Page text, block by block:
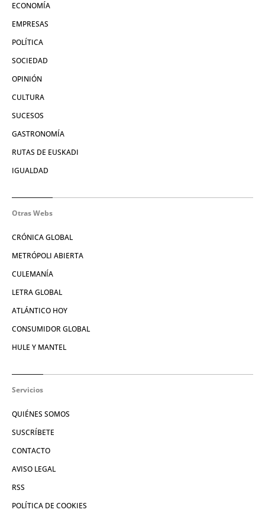
ECONOMÍA
EMPRESAS
POLÍTICA
SOCIEDAD
OPINIÓN
CULTURA
SUCESOS
GASTRONOMÍA
RUTAS DE EUSKADI
IGUALDAD
Otras Webs
CRÓNICA GLOBAL
METRÓPOLI ABIERTA
CULEMANÍA
LETRA GLOBAL
ATLÁNTICO HOY
CONSUMIDOR GLOBAL
HULE Y MANTEL
Servicios
QUIÉNES SOMOS
SUSCRÍBETE
CONTACTO
AVISO LEGAL
RSS
POLÍTICA DE COOKIES